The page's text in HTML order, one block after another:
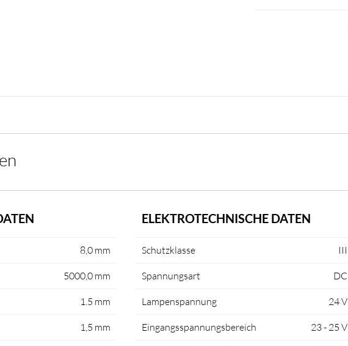
8,0 mm
5000,0 mm
1.5 mm
1,5 mm
ELEKTROTECHNISCHE DATEN
Schutzklasse III
Spannungsart DC
Lampenspannung 24 V
Eingangsspannungsbereich 23 - 25 V